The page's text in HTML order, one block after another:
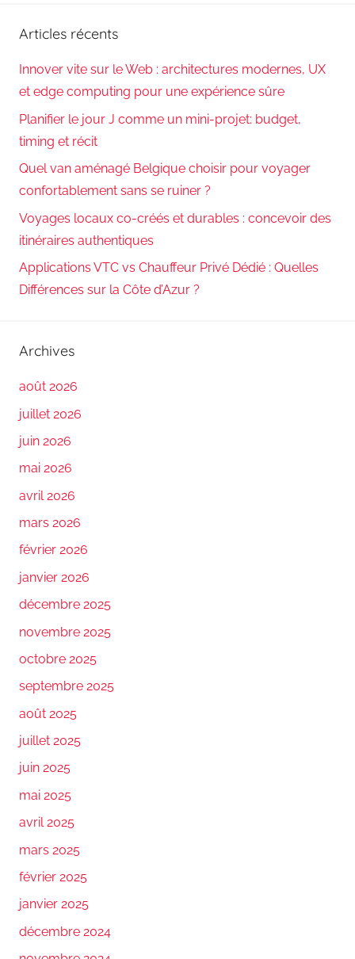
Articles récents
Innover vite sur le Web : architectures modernes, UX
et edge computing pour une expérience sûre
Planifier le jour J comme un mini-projet: budget,
timing et récit
Quel van aménagé Belgique choisir pour voyager
confortablement sans se ruiner ?
Voyages locaux co-créés et durables : concevoir des
itinéraires authentiques
Applications VTC vs Chauffeur Privé Dédié : Quelles
Différences sur la Côte d’Azur ?
Archives
août 2026
juillet 2026
juin 2026
mai 2026
avril 2026
mars 2026
février 2026
janvier 2026
décembre 2025
novembre 2025
octobre 2025
septembre 2025
août 2025
juillet 2025
juin 2025
mai 2025
avril 2025
mars 2025
février 2025
janvier 2025
décembre 2024